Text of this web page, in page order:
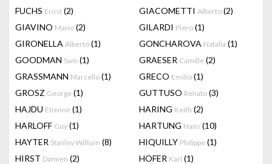
FUCHS Ernst (2) GIACOMETTI Alberto (2)
GIAVINO Mario (2) GILARDI Piero (1)
GIRONELLA Alberto (1) GONCHAROVA Natalia (1)
GOODMAN Sam (1) GRAESER Camille (2)
GRASSMANN Marcello (1) GRECO Emilio (1)
GROSZ George (1) GUTTUSO Renato (3)
HAJDU Etienne (1) HARING Keith (2)
HARLOFF Guy (1) HARTUNG Hans (10)
HAYTER Stanley William (8) HIQUILLY Philippe (1)
HIRST Damien (2) HOFER Karl (1)